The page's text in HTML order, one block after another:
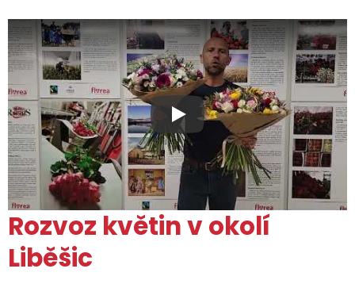
Proč jsou květiny z Florea
Rozvoz květin v okolí
Liběšic